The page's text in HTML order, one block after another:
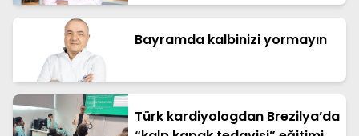
Bayramda kalbinizi yormayın
Türk kardiyologdan Brezilya’da